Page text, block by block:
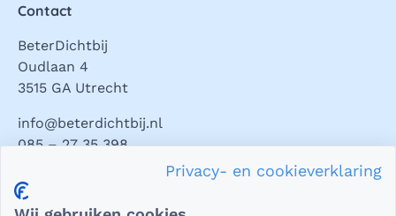
Contact
BeterDichtbij
Oudlaan 4
3515 GA Utrecht
info@beterdichtbij.nl
085 – 27 35 398
Privacy en veiligheid
Privacy- en cookieverklaring